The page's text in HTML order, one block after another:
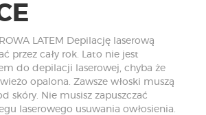
LATEM Depilację laserową
przez cały rok. Lato nie jest
do depilacji laserowej, chyba że
opalona. Zawsze włoski muszą
skóry. Nie musisz zapuszczać
laserowego usuwania owłosienia.